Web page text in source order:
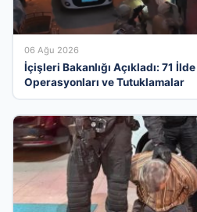
06 Ağu 2026
İçişleri Bakanlığı Açıkladı: 71
Operasyonları ve Tutuklamalar